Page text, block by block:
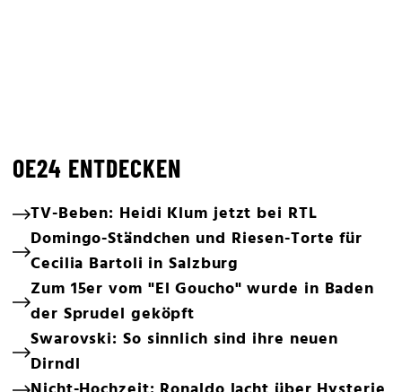
OE24 ENTDECKEN
TV-Beben: Heidi Klum jetzt bei RTL
Domingo-Ständchen und Riesen-Torte für
Cecilia Bartoli in Salzburg
Zum 15er vom "El Goucho" wurde in Baden
der Sprudel geköpft
Swarovski: So sinnlich sind ihre neuen
Dirndl